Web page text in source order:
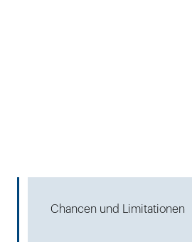
Chancen und Limitationen